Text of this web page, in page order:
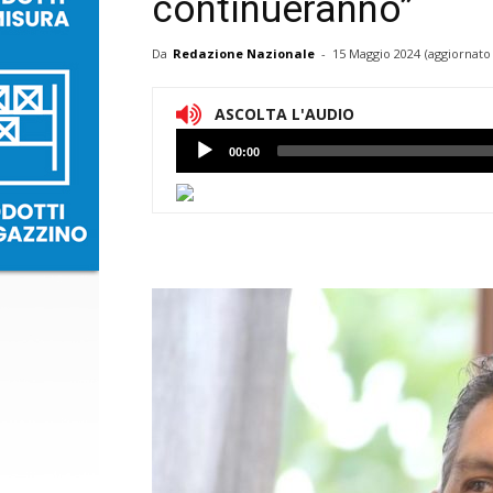
continueranno”
Da Redazione Nazionale - 15 Maggio 2024 (aggiornato
ASCOLTA L'AUDIO
Lettore
Audio
00:00